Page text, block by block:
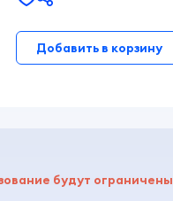
Добавить в корзину
будут ограничены